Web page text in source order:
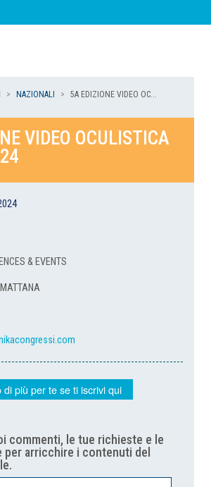
NAZIONALI 5A EDIZIONE VIDEO OC...
VIDEO OCULISTICA
& EVENTS
MATTANA
di più per te se ti iscrivi qui
commenti, le tue richieste e le
arricchire i contenuti del